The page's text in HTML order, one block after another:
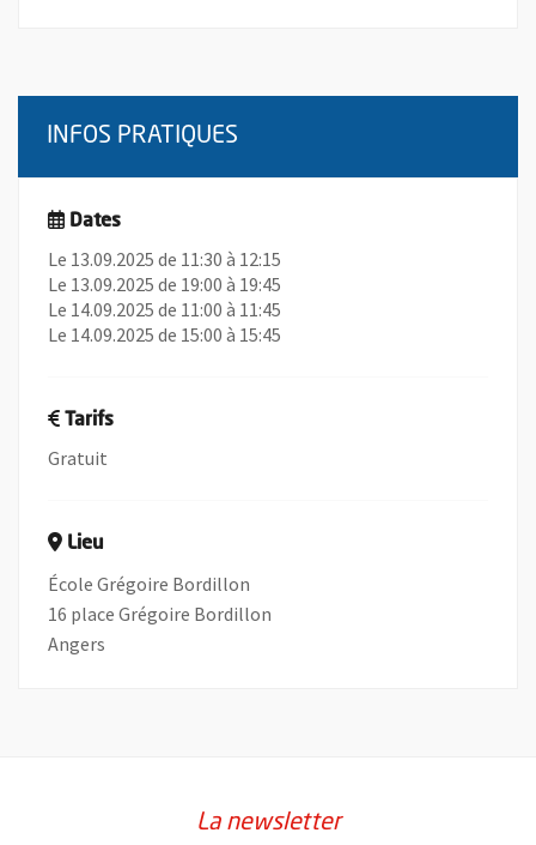
INFOS PRATIQUES
Dates
Le 13.09.2025 de 11:30 à 12:15
Le 13.09.2025 de 19:00 à 19:45
Le 14.09.2025 de 11:00 à 11:45
Le 14.09.2025 de 15:00 à 15:45
Tarifs
Gratuit
Lieu
École Grégoire Bordillon
16 place Grégoire Bordillon
Angers
La newsletter